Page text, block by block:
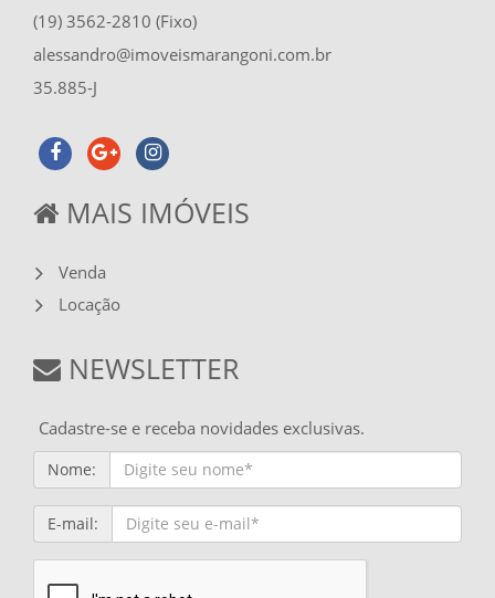
(19) 3562-2810 (Fixo)
alessandro@imoveismarangoni.com.br
35.885-J
MAIS IMÓVEIS
Venda
Locação
NEWSLETTER
Cadastre-se e receba novidades exclusivas.
Nome:
E-mail: